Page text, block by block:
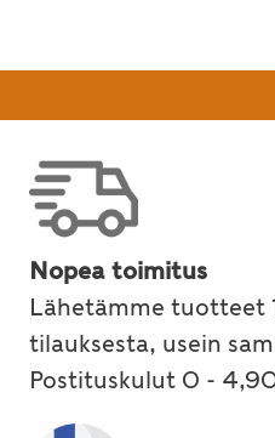
Nopea toimitus
Lähetämme tuotteet
tilauksesta, usein
Postituskulut 0 -